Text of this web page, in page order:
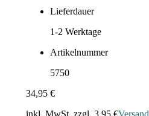
Lieferdauer
1-2 Werktage
Artikelnummer
5750
34,95 €
inkl. MwSt. zzgl. 3,95 €Versand